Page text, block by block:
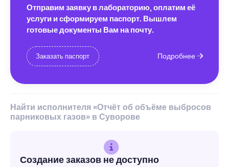
Отправим заявку в лабораторию, оплатим её
услуги и сформируем паспорт. Вышлем
готовые документы Вам на почту.
Заказать паспорт Подробнее
Найти исполнителя «Отчёт об объёме выбросов
парниковых газов» в Суворове
Создание заказов не доступно